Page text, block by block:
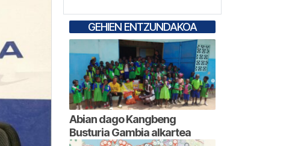
GEHIEN ENTZUNDAKOA
Abian dago Kangbeng
Busturia Gambia alkartea